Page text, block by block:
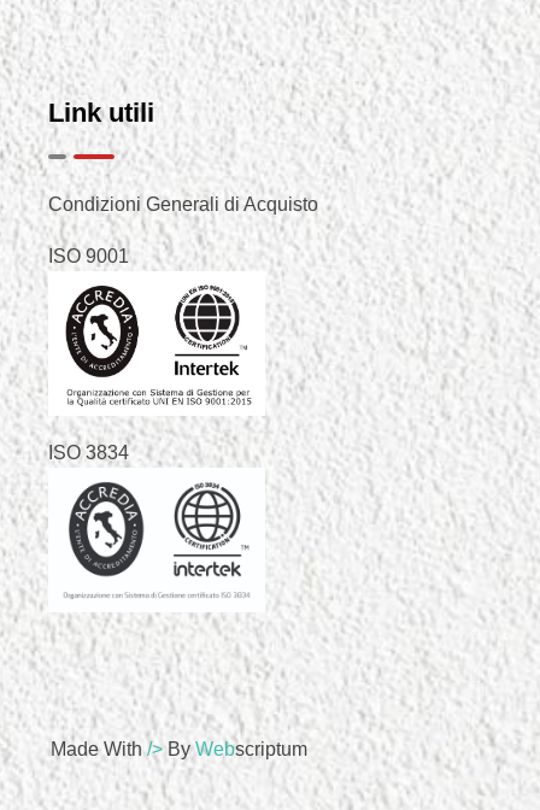
Link utili
Condizioni Generali di Acquisto
ISO 9001
ISO 3834
Made With/> ByWebScriptum